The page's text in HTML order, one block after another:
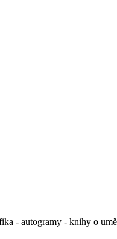
- autogramy - knihy o